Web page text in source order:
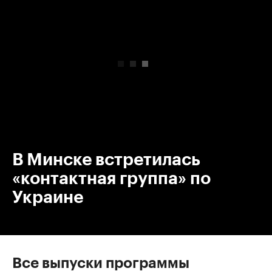
В Минске встретилась
«контактная группа» по
Украине
Все выпуски программы